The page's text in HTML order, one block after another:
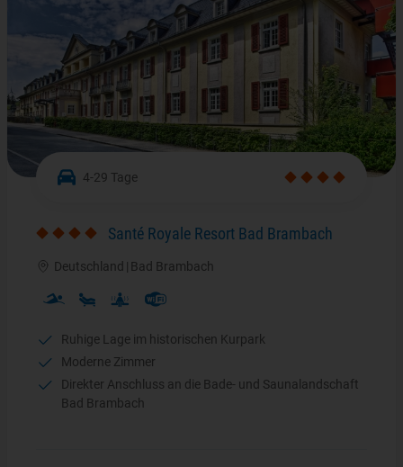
4-29 Tage
Santé Royale Resort Bad Brambach
Deutschland | Bad Brambach
Ruhige Lage im historischen Kurpark
Moderne Zimmer
Direkter Anschluss an die Bade- und Saunalandschaft
Bad Brambach